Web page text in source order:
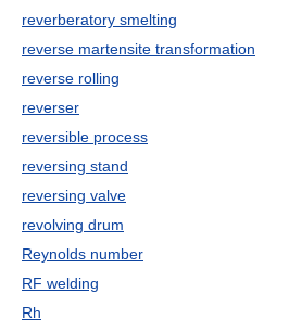
reverberatory smelting
reverse martensite transformation
reverse rolling
reverser
reversible process
reversing stand
reversing valve
revolving drum
Reynolds number
RF welding
Rh